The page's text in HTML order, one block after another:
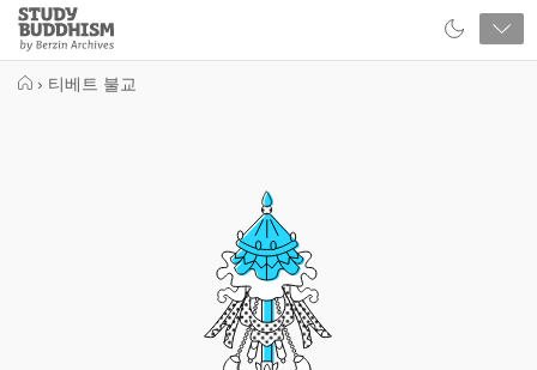
Close
Study
Buddhism
› 티베트 불교